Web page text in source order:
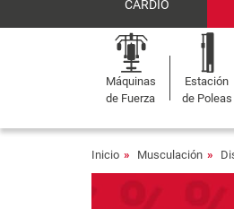
CARDIO
Máquinas
de Fuerza
Estación
de Poleas
Inicio Musculación